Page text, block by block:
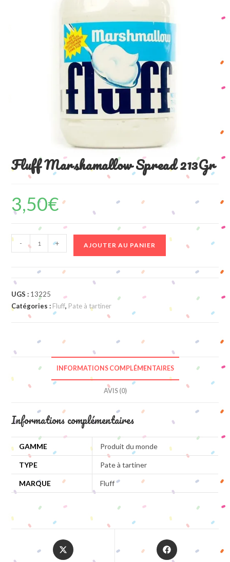
Fluff Marshamallow Spread 213Gr
3,50€
quantité
de
Spread
213Gr
- + AJOUTER AU PANIER
UGS : 13225
Catégories : Fluff, Pate à tartiner
INFORMATIONS COMPLÉMENTAIRES
AVIS (0)
Informations complémentaires
GAMME Produit du monde
TYPE Pate à tartiner
MARQUE Fluff
Opens
in
Opens
in